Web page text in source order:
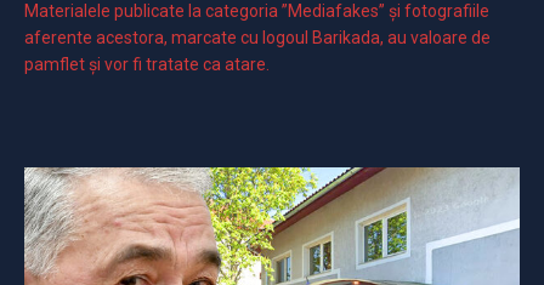
Materialele publicate la categoria ”Mediafakes” și fotografiile
aferente acestora, marcate cu logoul Barikada, au valoare de
pamflet și vor fi tratate ca atare.